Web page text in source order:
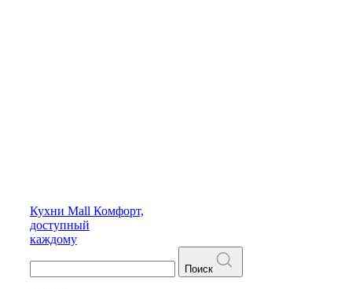
Кухни Mall Комфорт,
доступный
каждому
Поиск